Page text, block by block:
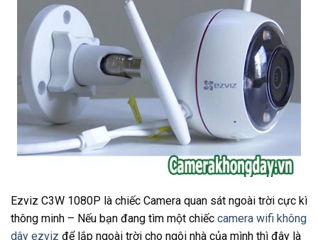
Ezviz C3W 1080P là chiếc Camera quan sát ngoài trời cực kì
thông minh – Nếu bạn đang tìm một chiếc camera wifi không
dây ezviz để lắp ngoài trời cho ngôi nhà của mình thì đây là